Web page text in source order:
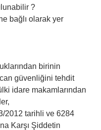
?
bağlı olarak yer
birinin
can güvenliğini tehdit
idare makamlarından
2012 tarihli ve 6284
Karşı Şiddetin